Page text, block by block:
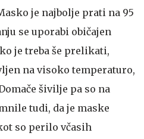
je najbolje prati na 95
se uporabi običajen
je treba še prelikati,
na visoko temperaturo,
šivilje pa so na
tudi, da je maske
so perilo včasih